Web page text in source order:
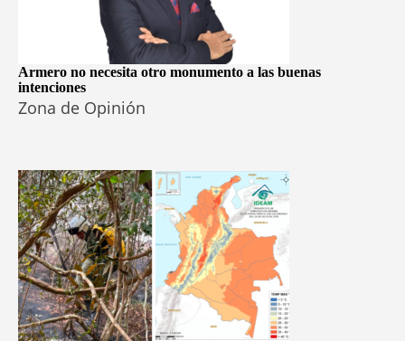
Armero no necesita otro monumento a las buenas
intenciones
Zona de Opinión